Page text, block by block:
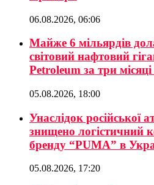
06.08.2026, 06:06
Майже 6 мільярдів
світовий нафтовий
Petroleum за три
05.08.2026, 18:00
Унаслідок російської
знищено логістичний
бренду “PUMA” в
05.08.2026, 17:20